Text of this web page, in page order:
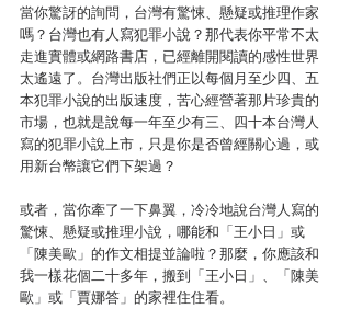
當你驚訝的詢問，台灣有驚悚、懸疑或推理作家
嗎？台灣也有人寫犯罪小說？那代表你平常不太
走進實體或網路書店，已經離開閱讀的感性世界
太遙遠了。台灣出版社們正以每個月至少四、五
本犯罪小說的出版速度，苦心經營著那片珍貴的
市場，也就是說每一年至少有三、四十本台灣人
寫的犯罪小說上市，只是你是否曾經關心過，或
用新台幣讓它們下架過？
或者，當你牽了一下鼻翼，冷冷地說台灣人寫的
驚悚、懸疑或推理小說，哪能和「王小日」或
「陳美歐」的作文相提並論啦？那麼，你應該和
我一樣花個二十多年，搬到「王小日」、「陳美
歐」或「賈娜答」的家裡住住看。